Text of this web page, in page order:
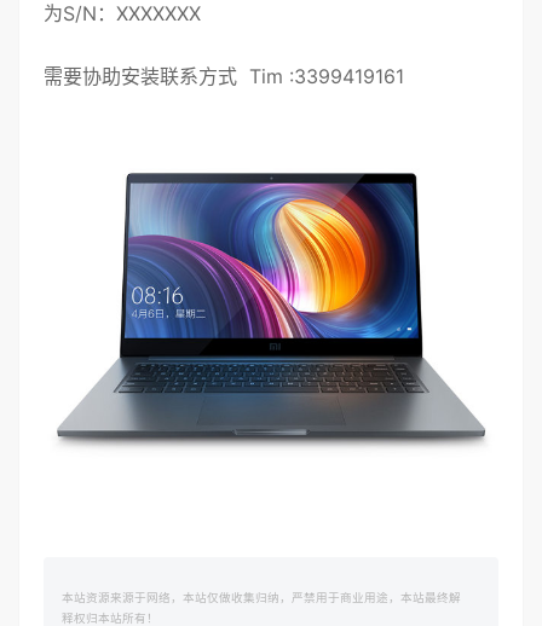
为S/N：XXXXXXX
需要协助安装联系方式 Tim :3399419161
本站资源来源于网络，本站仅做收集归纳，严禁用于商业用途，本站最终解
释权归本站所有！